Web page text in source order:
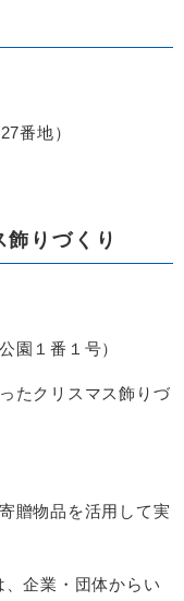
番地）
飾りづくり
園１番１号）​
たクリスマス飾りづ
贈物品を活用して実
企業・団体からい